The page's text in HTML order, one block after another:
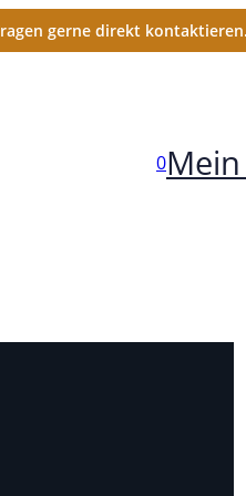
gerne direkt kontaktieren.
0